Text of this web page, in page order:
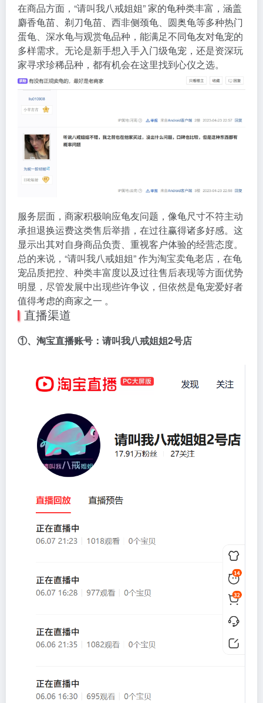
在商品方面，“请叫我八戒姐姐” 家的龟种类丰富，涵盖
麝香龟苗、剃刀龟苗、西非侧颈龟、圆奥龟等多种热门
蛋龟、深水龟与观赏龟品种，能满足不同龟友对龟宠的
多样需求。无论是新手想入手入门级龟宠，还是资深玩
家寻求珍稀品种，都有机会在这里找到心仪之选。
服务层面，商家积极响应龟友问题，像龟尺寸不符主动
承担退换运费这类售后举措，在过往赢得诸多好感。这
显示出其对自身商品负责、重视客户体验的经营态度。
总的来说，“请叫我八戒姐姐” 作为淘宝卖龟老店，在龟
宠品质把控、种类丰富度以及过往售后表现等方面优势
明显，尽管发展中出现些许争议，但依然是龟宠爱好者
值得考虑的商家之一 。
直播渠道
①、淘宝直播账号：请叫我八戒姐姐2号店